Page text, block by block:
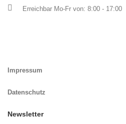
Erreichbar Mo-Fr von: 8:00 - 17:00
Impressum
Datenschutz
Newsletter